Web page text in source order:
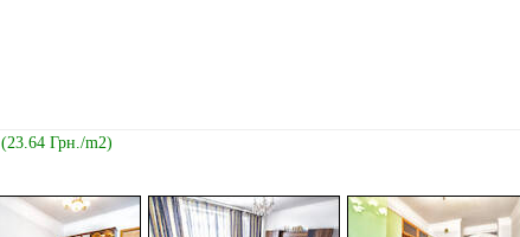
(23.64 Грн./m2)